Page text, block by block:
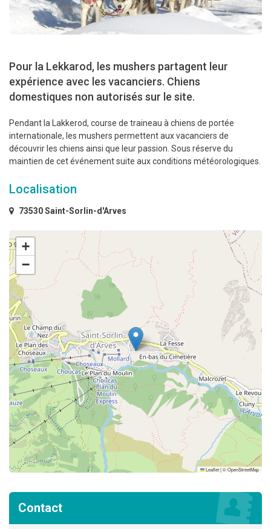
Pour la Lekkarod, les mushers partagent leur
expérience avec les vacanciers. Chiens
domestiques non autorisés sur le site.
Pendant la Lakkerod, course de traineau à chiens de portée
internationale, les mushers permettent aux vacanciers de
découvrir les chiens ainsi que leur passion. Sous réserve du
maintien de cet événement suite aux conditions météorologiques.
Localisation
73530 Saint-Sorlin-d'Arves
+
−
Leaflet|©OpenStreetMap
Contact